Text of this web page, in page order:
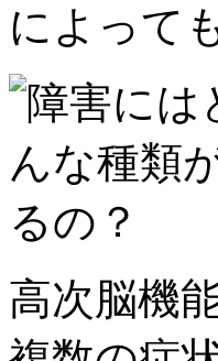
によって
高次脳機